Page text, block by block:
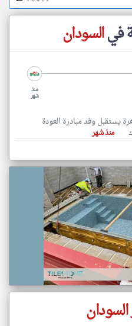
فيالسودان
منذ
شهر
يستقبل وفد مبادرة العودة
منذ شهر
السودان